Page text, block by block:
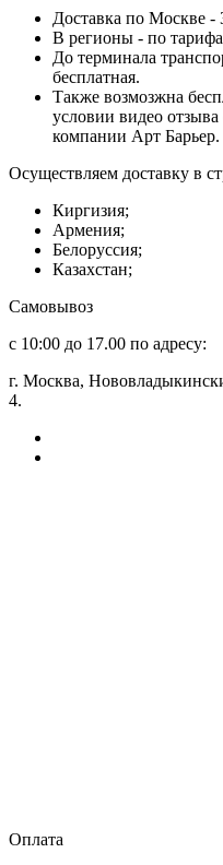
Доставка по Москве -
В регионы - по
До терминала
бесплатная.
Также возмозжна
условии видео
компании Арт Барьер.
Осуществляем доставку в
Киргизия;
Армения;
Белоруссия;
Казахстан;
Самовывоз
с 10:00 до 17.00 по адресу:
г. Москва,
4.
Оплата